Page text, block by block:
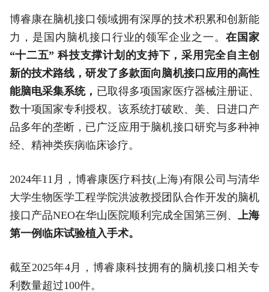
博睿康在脑机接口领域拥有深厚的技术积累和创新能
力，是国内脑机接口行业的领军企业之一。在国家
“十二五” 科技支撑计划的支持下，采用完全自主创
新的技术路线，研发了多款面向脑机接口应用的高性
能脑电采集系统， 已取得多项国家医疗器械注册证、
数十项国家专利授权。该系统打破欧、美、日进口产
品多年的垄断，已广泛应用于脑机接口研究与多种神
经、精神类疾病临床诊疗。
2024年11月，博睿康医疗科技(上海)有限公司与清华
大学生物医学工程学院洪波教授团队合作开发的脑机
接口产品NEO在华山医院顺利完成全国第三例、
上海
第一例临床试验植入手术。
截至2025年4月，博睿康科技拥有的脑机接口相关专
利数量超过100件。